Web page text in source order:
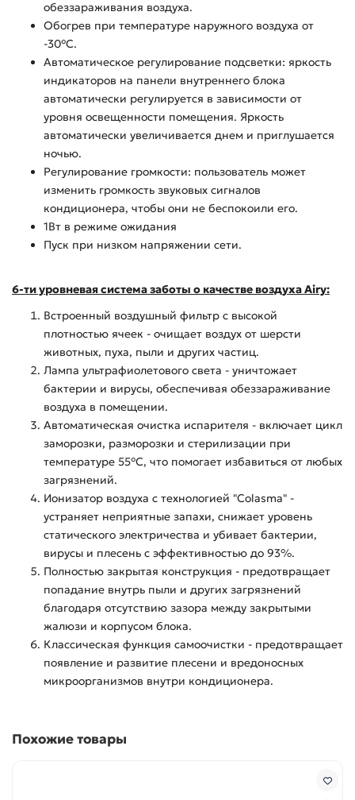
обеззараживания воздуха.
Обогрев при температуре наружного воздуха от
-30°C.
Автоматическое регулирование подсветки: яркость
индикаторов на панели внутреннего блока
автоматически регулируется в зависимости от
уровня освещенности помещения. Яркость
автоматически увеличивается днем и приглушается
ночью.
Регулирование громкости: пользователь может
изменить громкость звуковых сигналов
кондиционера, чтобы они не беспокоили его.
1Вт в режиме ожидания
Пуск при низком напряжении сети.
6-ти уровневая система заботы о качестве воздуха Airy:
Встроенный воздушный фильтр с высокой
плотностью ячеек - очищает воздух от шерсти
животных, пуха, пыли и других частиц.
Лампа ультрафиолетового света - уничтожает
бактерии и вирусы, обеспечивая обеззараживание
воздуха в помещении.
Автоматическая очистка испарителя - включает цикл
заморозки, разморозки и стерилизации при
температуре 55°C, что помогает избавиться от любых
загрязнений.
Ионизатор воздуха с технологией "Colasma" -
устраняет неприятные запахи, снижает уровень
статического электричества и убивает бактерии,
вирусы и плесень с эффективностью до 93%.
Полностью закрытая конструкция - предотвращает
попадание внутрь пыли и других загрязнений
благодаря отсутствию зазора между закрытыми
жалюзи и корпусом блока.
Классическая функция самоочистки - предотвращает
появление и развитие плесени и вредоносных
микроорганизмов внутри кондиционера.
Похожие товары